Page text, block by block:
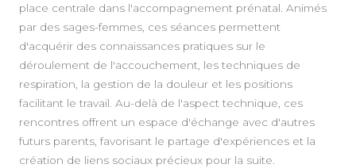
place centrale dans l'accompagnement prénatal. Animés
par des sages-femmes, ces séances permettent
d'acquérir des connaissances pratiques sur le
déroulement de l'accouchement, les techniques de
respiration, la gestion de la douleur et les positions
facilitant le travail. Au-delà de l'aspect technique, ces
rencontres offrent un espace d'échange avec d'autres
futurs parents, favorisant le partage d'expériences et la
création de liens sociaux précieux pour la suite.